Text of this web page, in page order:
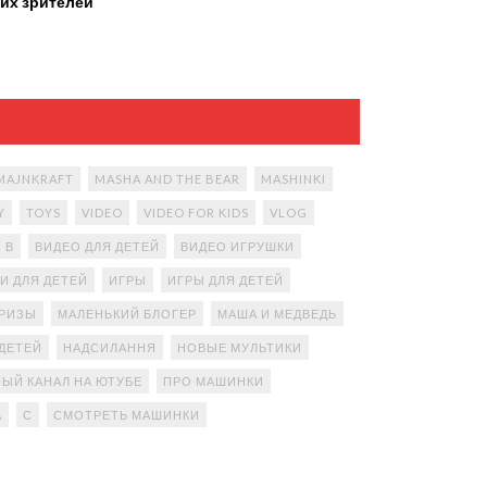
MASHA AND THE BEAR MASHINKI
TOYS VIDEO VIDEO FOR KIDS VLOG
В ВИДЕО ДЛЯ ДЕТЕЙ ВИДЕО ИГРУШКИ
ДЛЯ ДЕТЕЙ ИГРЫ ИГРЫ ДЛЯ ДЕТЕЙ
МАЛЕНЬКИЙ БЛОГЕР МАША И МЕДВЕДЬ
НАДСИЛАННЯ НОВЫЕ МУЛЬТИКИ
КАНАЛ НА ЮТУБЕ ПРО МАШИНКИ
С СМОТРЕТЬ МАШИНКИ